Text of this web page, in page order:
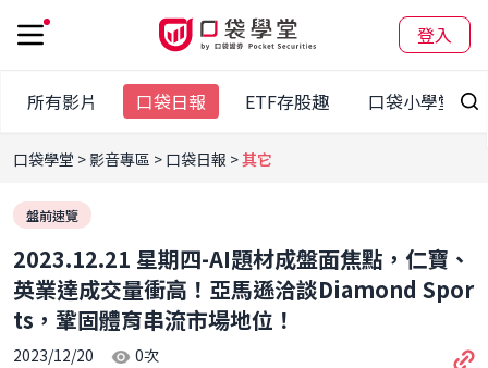
登入
所有影片 口袋日報 ETF存股趣 口袋小學堂
口袋學堂 影音專區 口袋日報 其它
盤前速覽
2023.12.21 星期四-AI題材成盤面焦點，仁寶、
英業達成交量衝高！亞馬遜洽談Diamond Spor
ts，鞏固體育串流市場地位！
2023/12/20 0次